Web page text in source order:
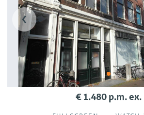
‹
€ 1.480 p.m. ex.